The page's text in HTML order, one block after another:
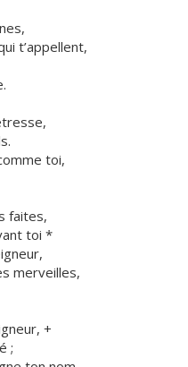
t’appellent,
toi,
faites,
toi *
merveilles,
+
;